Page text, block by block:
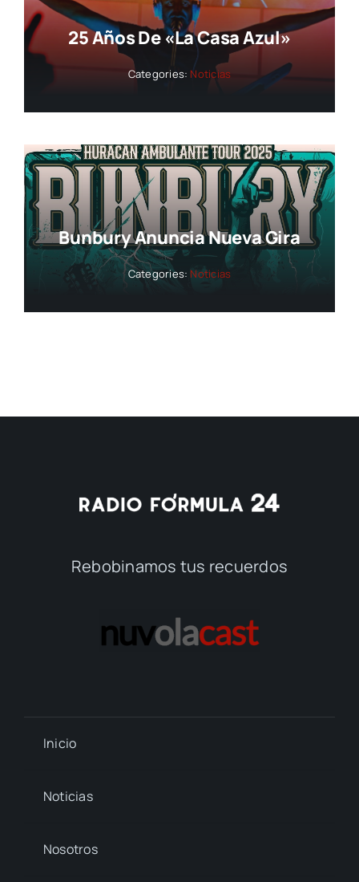
25 Años De «La Casa Azul»
Categories: Noticias
Bunbury Anuncia Nueva Gira
Categories: Noticias
Rebobinamos tus recuerdos
Inicio
Noticias
Nosotros